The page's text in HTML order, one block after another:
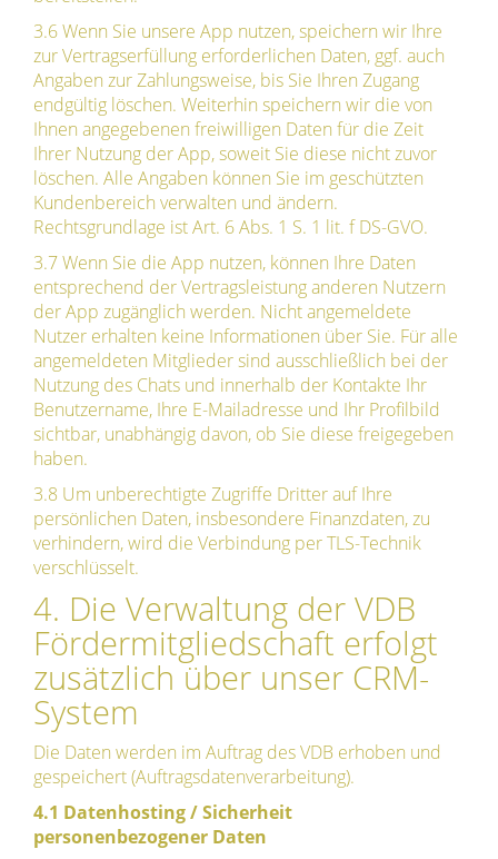
3.6 Wenn Sie unsere App nutzen, speichern wir Ihre
zur Vertragserfüllung erforderlichen Daten, ggf. auch
Angaben zur Zahlungsweise, bis Sie Ihren Zugang
endgültig löschen. Weiterhin speichern wir die von
Ihnen angegebenen freiwilligen Daten für die Zeit
Ihrer Nutzung der App, soweit Sie diese nicht zuvor
löschen. Alle Angaben können Sie im geschützten
Kundenbereich verwalten und ändern.
Rechtsgrundlage ist Art. 6 Abs. 1 S. 1 lit. f DS-GVO.
3.7 Wenn Sie die App nutzen, können Ihre Daten
entsprechend der Vertragsleistung anderen Nutzern
der App zugänglich werden. Nicht angemeldete
Nutzer erhalten keine Informationen über Sie. Für alle
angemeldeten Mitglieder sind ausschließlich bei der
Nutzung des Chats und innerhalb der Kontakte Ihr
Benutzername, Ihre E-Mailadresse und Ihr Profilbild
sichtbar, unabhängig davon, ob Sie diese freigegeben
haben.
3.8 Um unberechtigte Zugriffe Dritter auf Ihre
persönlichen Daten, insbesondere Finanzdaten, zu
verhindern, wird die Verbindung per TLS-Technik
verschlüsselt.
4. Die Verwaltung der VDB
Fördermitgliedschaft erfolgt
zusätzlich über unser CRM-
System
Die Daten werden im Auftrag des VDB erhoben und
gespeichert (Auftragsdatenverarbeitung).
4.1 Datenhosting / Sicherheit
personenbezogener Daten